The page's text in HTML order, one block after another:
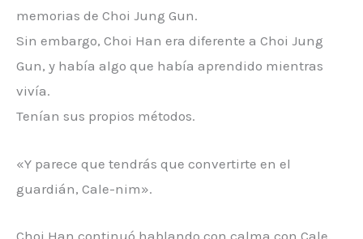
memorias de Choi Jung Gun.
Sin embargo, Choi Han era diferente a Choi Jung
Gun, y había algo que había aprendido mientras
vivía.
Tenían sus propios métodos.
«Y parece que tendrás que convertirte en el
guardián, Cale-nim».
Choi Han continuó hablando con calma con Cale,